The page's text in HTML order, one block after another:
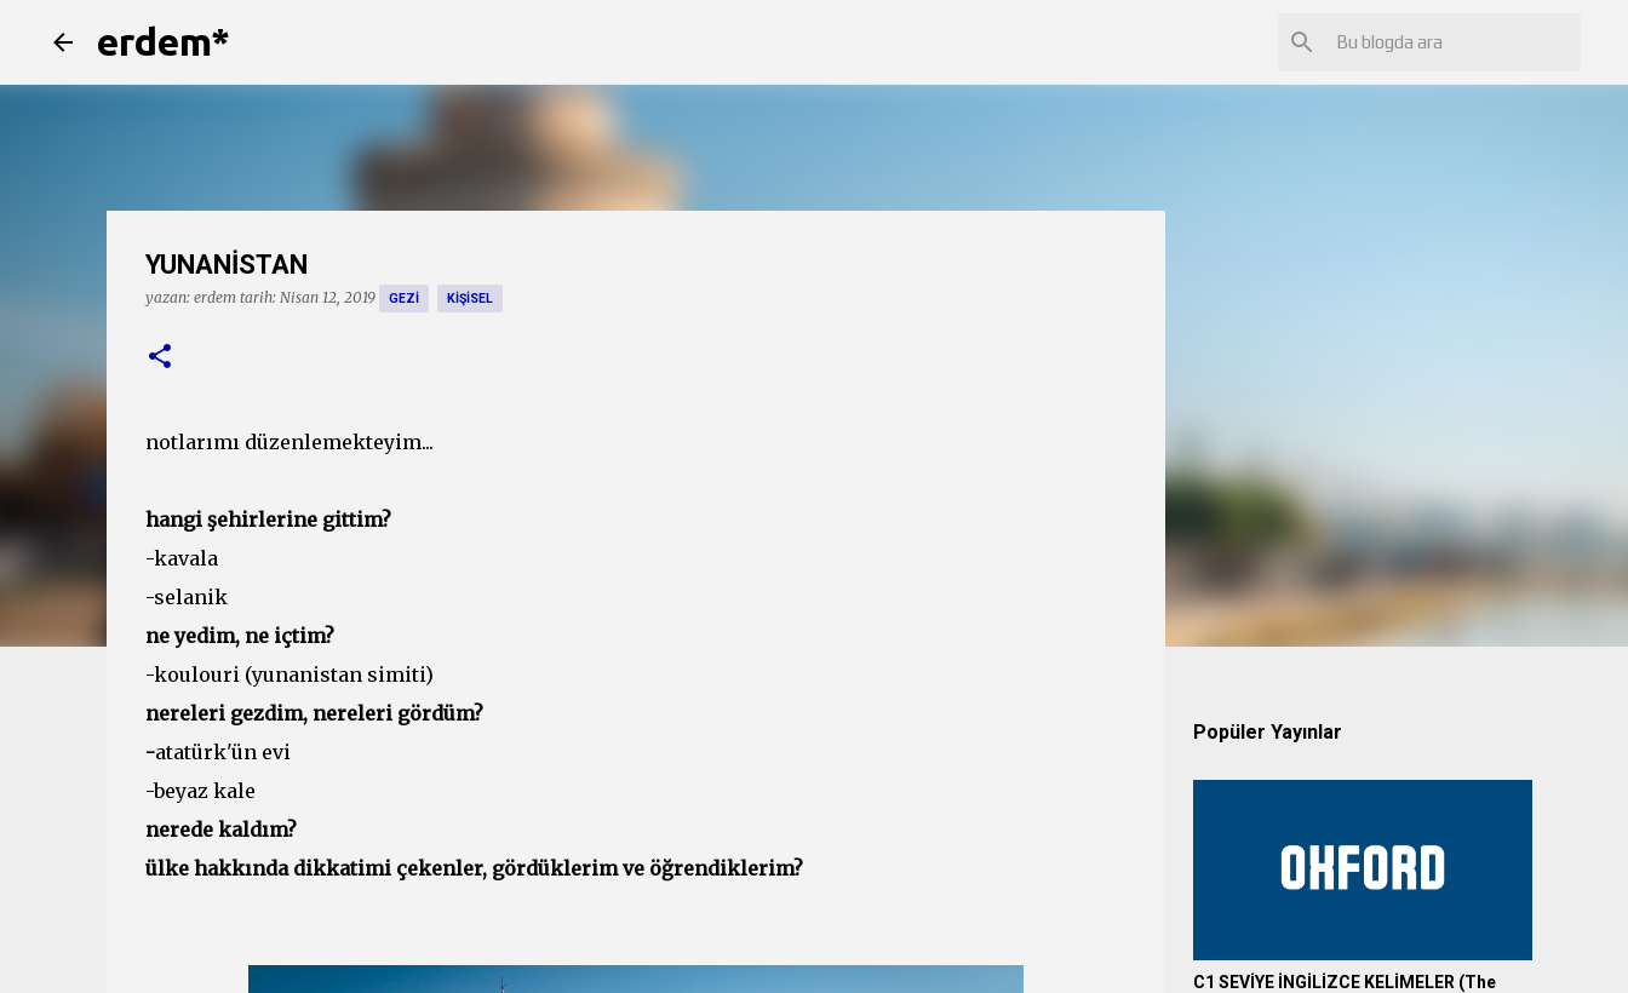
erdem*
YUNANİSTAN
yazan: erdem tarih: Nisan 12, 2019 GEZI KIŞISEL
notlarımı düzenlemekteyim...
hangi şehirlerine gittim?
-kavala
-selanik
ne yedim, ne içtim?
-koulouri (yunanistan simiti)
nereleri gezdim, nereleri gördüm?
-atatürk'ün evi
-beyaz kale
nerede kaldım?
ülke hakkında dikkatimi çekenler, gördüklerim ve öğrendiklerim?
Popüler Yayınlar
C1 SEVİYE İNGİLİZCE KELİMELER (The